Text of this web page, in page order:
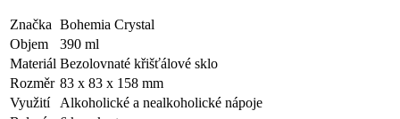
Značka Bohemia Crystal
Objem
390 ml
Materiál Bezolovnaté křišťálové sklo
Rozměr 83 x 83 x 158 mm
Využití
Alkoholické a nealkoholické nápoje